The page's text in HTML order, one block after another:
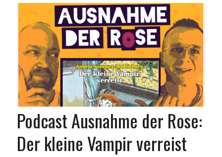
Podcast Ausnahme der Rose:
Der kleine Vampir verreist